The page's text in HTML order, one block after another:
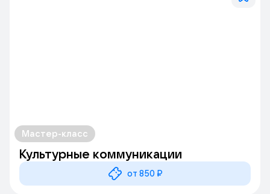
Мастер-класс
Культурные коммуникации
от 850 ₽